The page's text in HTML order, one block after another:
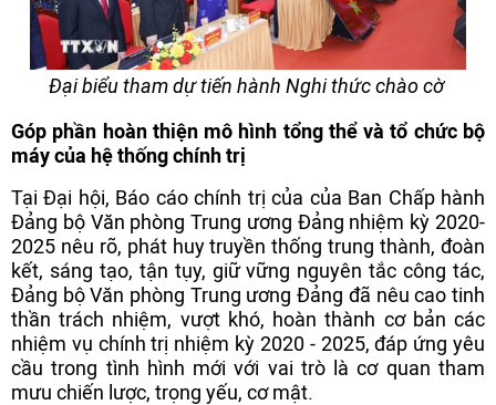
Đại biểu tham dự tiến hành Nghi thức chào cờ
Góp phần hoàn thiện mô hình tổng thể và tổ chức bộ
máy của hệ thống chính trị
Tại Đại hội, Báo cáo chính trị của của Ban Chấp hành
Đảng bộ Văn phòng Trung ương Đảng nhiệm kỳ 2020-
2025 nêu rõ, phát huy truyền thống trung thành, đoàn
kết, sáng tạo, tận tụy, giữ vững nguyên tắc công tác,
Đảng bộ Văn phòng Trung ương Đảng đã nêu cao tinh
thần trách nhiệm, vượt khó, hoàn thành cơ bản các
nhiệm vụ chính trị nhiệm kỳ 2020 - 2025, đáp ứng yêu
cầu trong tình hình mới với vai trò là cơ quan tham
mưu chiến lược, trọng yếu, cơ mật.